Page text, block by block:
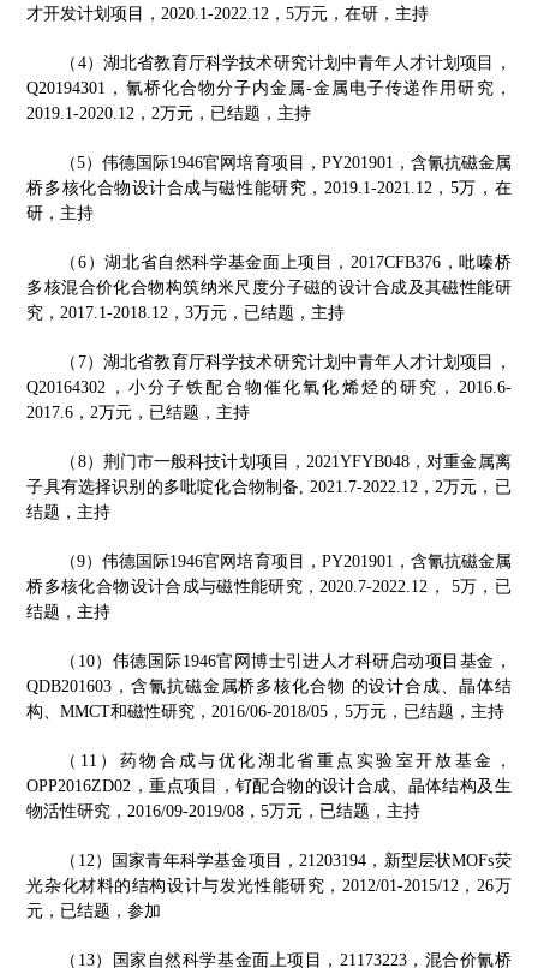
才开发计划项目， 2020.1-2022.12 ，5万元，在研，主持
（ 4）湖北省教育厅科学技术研究计划中青年人才计划项目
，
Q20194301 ，氰桥化合物分子内金属-金属电子传递作用研究，
2019.1-2020.12 ， 2万元，已结题，主持
（5）伟德国际1946官网培育项目， PY201901 ，含氰抗磁金属
桥多核化合物设计合成与磁性能研究， 2019.1-2021.12 ， 5万，在
研，主持
（6 ）湖北省自然科学基金面上项目， 2017CFB376 ，吡嗪桥
多核混合价化合物构筑纳米尺度分子磁的设计合成及其磁性能研
究， 2017.1-2018.12 ，3万元，已结题，主持
（ 7）湖北省教育厅科学技术研究计划中青年人才计划项目，
Q20164302 ，小分子铁配合物催化氧化烯烃的研究， 2016.6-
2017.6 ， 2万元，已结题，主持
（ 8）荆门市一般科技计划项目 ， 2021YFYB048，对重金属离
子具有选择识别的多吡啶化合物制备
2021.7-2022.12 ， 2万元， 已
结题，主持
（9）伟德国际1946官网培育项目， PY201901 ，含氰抗磁金属
桥多核化合物设计合成与磁性能研究， 2020.7-2022.12 ， 5万，已
结题，主持
（ 10） 伟德国际1946官网博士引进人才科研启动项目基金，
QDB201603 ，含氰抗磁金属桥多核化合物 的设计合成、晶体结
构、MMCT和磁性研究， 2016/06-2018/05 ，5万元， 已结题 ，主持
（ 11 ） 药物合成与优化湖北省重点实验室开放基金，
OPP2016ZD02 ，重点项目，钌配合物的设计合成、晶体结构及生
物活性研究， 2016/09-2019/08 ，5万元，已结题，主持
（ 12 ） 国家青年科学基金项目， 21203194 ，新型层状MOFs荧
光杂化材料的结构设计与发光性能研究， 2012/01-2015/12 ， 26万
元，已结题，参加
（ 13） 国家自然科学基金面上项目， 21173223，混合价氰桥